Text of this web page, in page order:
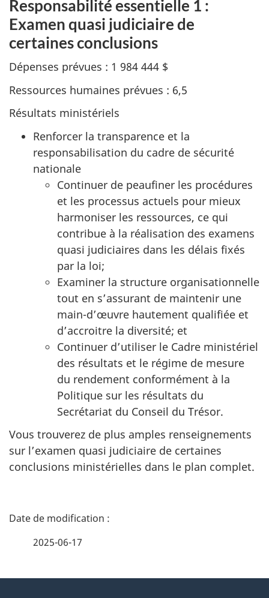
Responsabilité essentielle 1 :
Examen quasi judiciaire de
certaines conclusions
Dépenses prévues : 1 984 444 $
Ressources humaines prévues : 6,5
Résultats ministériels
Renforcer la transparence et la
responsabilisation du cadre de sécurité
nationale
Continuer de peaufiner les procédures
et les processus actuels pour mieux
harmoniser les ressources, ce qui
contribue à la réalisation des examens
quasi judiciaires dans les délais fixés
par la loi;
Examiner la structure organisationnelle
tout en s’assurant de maintenir une
main-d’œuvre hautement qualifiée et
d’accroitre la diversité; et
Continuer d’utiliser le Cadre ministériel
des résultats et le régime de mesure
du rendement conformément à la
Politique sur les résultats du
Secrétariat du Conseil du Trésor.
Vous trouverez de plus amples renseignements
sur l’examen quasi judiciaire de certaines
conclusions ministérielles dans le plan complet.
D
2025-06-17